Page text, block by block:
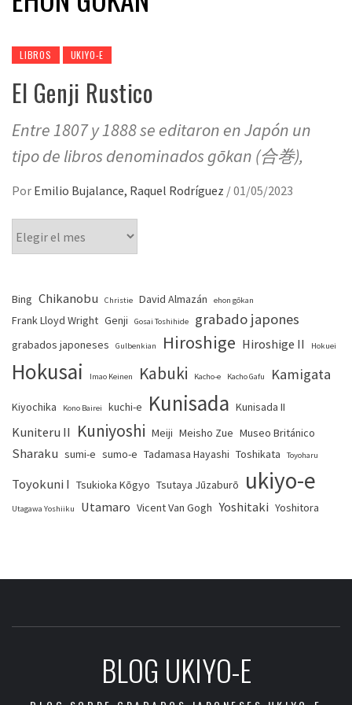
LIBROS UKIYO-E
El Genji Rustico
Entre 1807 y 1888 se editaron en Japón un
tipo de libros denominados gōkan (合巻),
Por Emilio Bujalance, Raquel Rodríguez /01/05/2023
Bing Chikanobu Christie David Almazán ehon gōkan
Frank Lloyd Wright Genji Gosai Toshihide grabado japones
grabados japoneses Gulbenkian Hiroshige Hiroshige II Hokuei
Hokusai Imao Keinen Kabuki Kacho-e Kacho Gafu Kamigata
Kiyochika Kono Bairei kuchi-e Kunisada Kunisada II
Kuniteru II Kuniyoshi Meiji Meisho Zue Museo Británico
Sharaku sumi-e sumo-e Tadamasa Hayashi Toshikata Toyoharu
Toyokuni I Tsukioka Kōgyo Tsutaya Jūzaburō ukiyo-e
Utagawa Yoshiiku Utamaro Vicent Van Gogh Yoshitaki Yoshitora
BLOG UKIYO-E